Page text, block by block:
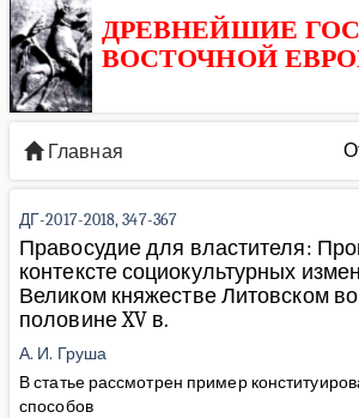
ДРЕВНЕЙШИЕ
ВОСТОЧНОЙ
Главная
ДГ-2017-2018, 347-367
Правосудие для властителя:
контексте социокультурных
Великом княжестве Литовском
половине XV в.
А. И. Груша
В статье рассмотрен пример
способов